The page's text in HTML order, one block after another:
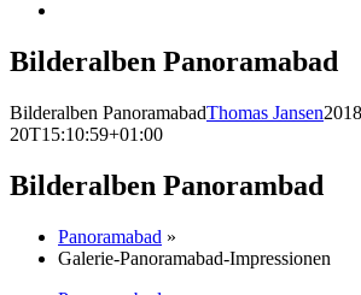
Bilderalben Panoramabad
Bilderalben PanoramabadThomas Jansen
20T15:10:59+01:00
Bilderalben Panorambad
Panoramabad »
Galerie-Panoramabad-Impressionen